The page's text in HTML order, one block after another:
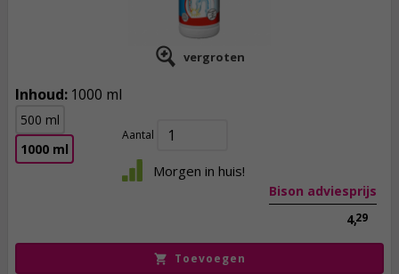
vergroten
Bison adviesprijs
4,29
Inhoud: 1000 ml
500 ml
1000 ml
Aantal
Morgen in huis!
Toevoegen